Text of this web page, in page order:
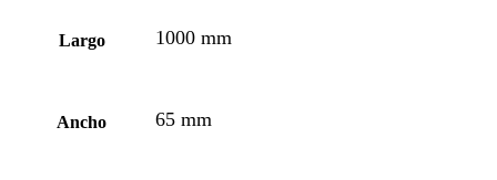
Largo 1000 mm
Ancho 65 mm